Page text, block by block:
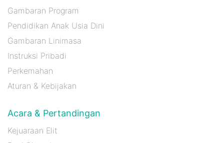
Gambaran Program
Pendidikan Anak Usia Dini
Gambaran Linimasa
Instruksi Pribadi
Perkemahan
Aturan & Kebijakan
Acara & Pertandingan
Kejuaraan Elit